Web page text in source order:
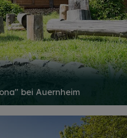
bei Auernheim